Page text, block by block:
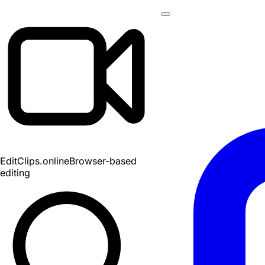
EditClips.onlineBrowser-based
editing